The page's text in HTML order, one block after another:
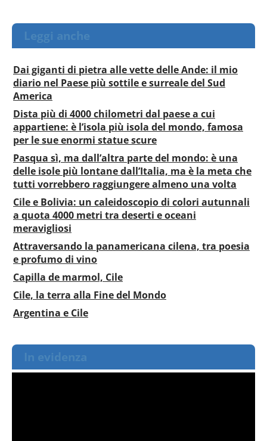
Leggi anche
Dai giganti di pietra alle vette delle Ande: il mio
diario nel Paese più sottile e surreale del Sud
America
Dista più di 4000 chilometri dal paese a cui
appartiene: è l’isola più isola del mondo, famosa
per le sue enormi statue scure
Pasqua sì, ma dall’altra parte del mondo: è una
delle isole più lontane dall’Italia, ma è la meta che
tutti vorrebbero raggiungere almeno una volta
Cile e Bolivia: un caleidoscopio di colori autunnali
a quota 4000 metri tra deserti e oceani
meravigliosi
Attraversando la panamericana cilena, tra poesia
e profumo di vino
Capilla de marmol, Cile
Cile, la terra alla Fine del Mondo
Argentina e Cile
In evidenza